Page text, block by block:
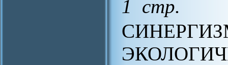
1 стр.